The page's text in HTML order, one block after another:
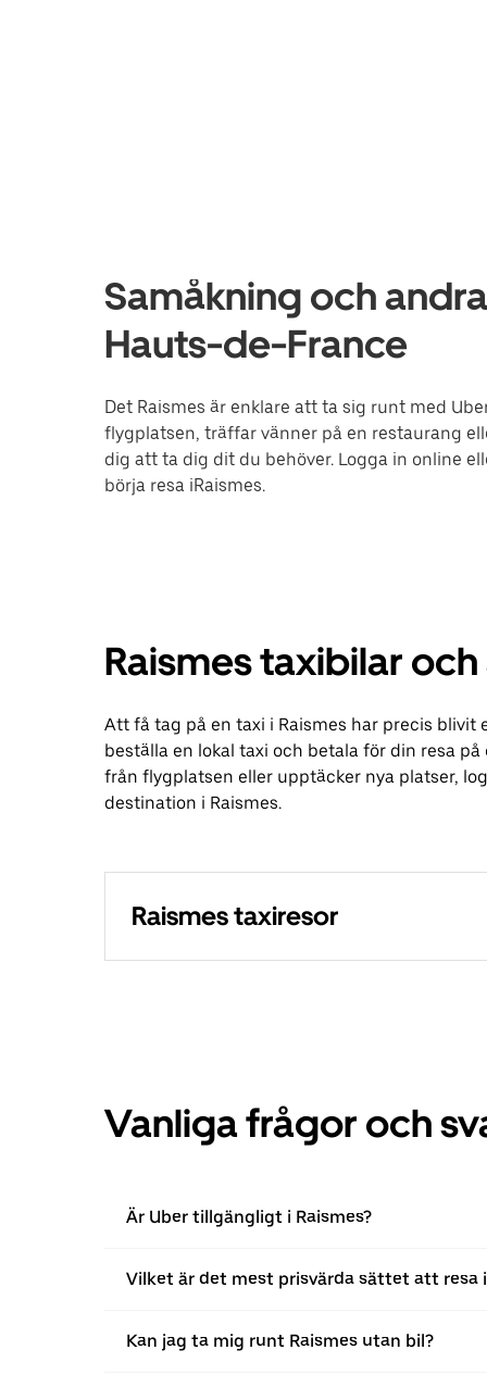
Samåkning och
Hauts-de-France
Det Raismes är enklare att ta sig runt med
flygplatsen, träffar vänner på en restaurang
dig att ta dig dit du behöver. Logga in online
börja resa iRaismes.
Raismes taxibilar
Att få tag på en taxi i Raismes har precis blivit
beställa en lokal taxi och betala för din resa
från flygplatsen eller upptäcker nya platser,
destination i Raismes.
Raismes taxiresor
Vanliga frågor och
Är Uber tillgängligt i Raismes?
Vilket är det mest prisvärda sättet att resa i
Kan jag ta mig runt Raismes utan bil?